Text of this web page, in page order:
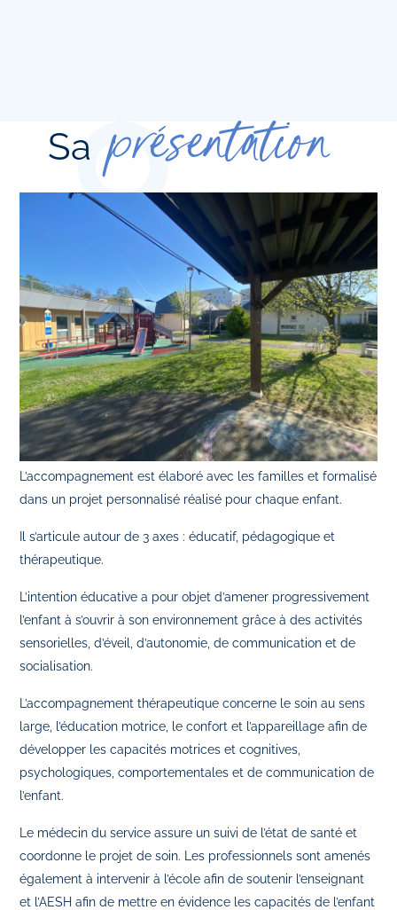
Sa présentation
L’accompagnement est élaboré avec les familles et formalisé
dans un projet personnalisé réalisé pour chaque enfant.
Il s’articule autour de 3 axes : éducatif, pédagogique et
thérapeutique.
L’intention éducative a pour objet d’amener progressivement
l’enfant à s’ouvrir à son environnement grâce à des activités
sensorielles, d’éveil, d’autonomie, de communication et de
socialisation.
L’accompagnement thérapeutique concerne le soin au sens
large, l’éducation motrice, le confort et l’appareillage afin de
développer les capacités motrices et cognitives,
psychologiques, comportementales et de communication de
l’enfant.
Le médecin du service assure un suivi de l’état de santé et
coordonne le projet de soin. Les professionnels sont amenés
également à intervenir à l’école afin de soutenir l’enseignant
et l’AESH afin de mettre en évidence les capacités de l’enfant